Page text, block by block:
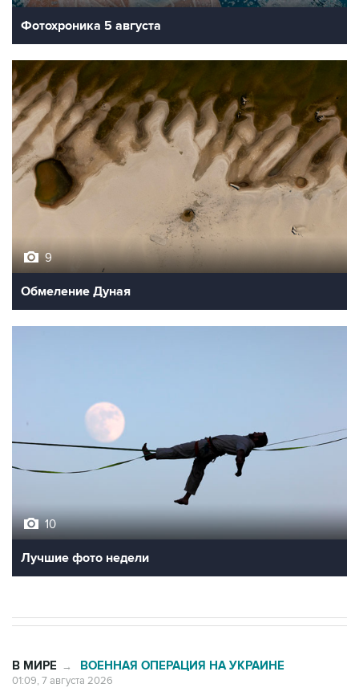
Фотохроника 5 августа
9
Обмеление Дуная
10
Лучшие фото недели
В МИРЕ → ВОЕННАЯ ОПЕРАЦИЯ НА УКРАИНЕ
01:09, 7 августа 2026